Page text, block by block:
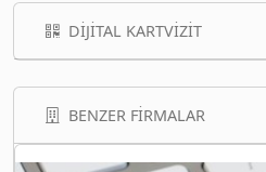
DIJITAL KARTVIZIT
BENZER FIRMALAR